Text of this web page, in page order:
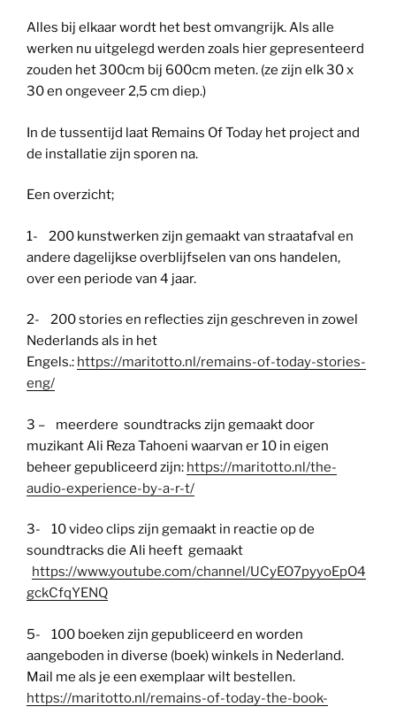
Alles bij elkaar wordt het best omvangrijk. Als alle
werken nu uitgelegd werden zoals hier gepresenteerd
zouden het 300cm bij 600cm meten. (ze zijn elk 30 x
30 en ongeveer 2,5 cm diep.)
In de tussentijd laat Remains Of Today het project and
de installatie zijn sporen na.
Een overzicht;
1- 200 kunstwerken zijn gemaakt van straatafval en
andere dagelijkse overblijfselen van ons handelen,
over een periode van 4 jaar.
2- 200 stories en reflecties zijn geschreven in zowel
Nederlands als in het
Engels.: https://maritotto.nl/remains-of-today-stories-
eng/
3 – meerdere soundtracks zijn gemaakt door
muzikant Ali Reza Tahoeni waarvan er 10 in eigen
beheer gepubliceerd zijn: https://maritotto.nl/the-
audio-experience-by-a-r-t/
3- 10 video clips zijn gemaakt in reactie op de
soundtracks die Ali heeft gemaakt
https://www.youtube.com/channel/UCyEO7pyyoEpO4
gckCfqYENQ
5- 100 boeken zijn gepubliceerd en worden
aangeboden in diverse (boek) winkels in Nederland.
Mail me als je een exemplaar wilt bestellen.
https://maritotto.nl/remains-of-today-the-book-